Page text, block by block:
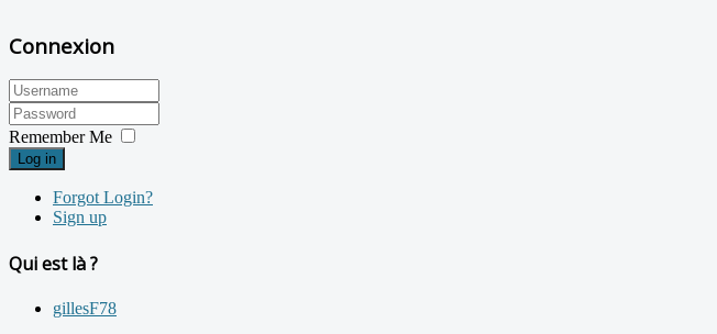
Connexion
Remember Me
Log in
Forgot Login?
Sign up
Qui est là ?
gillesF78